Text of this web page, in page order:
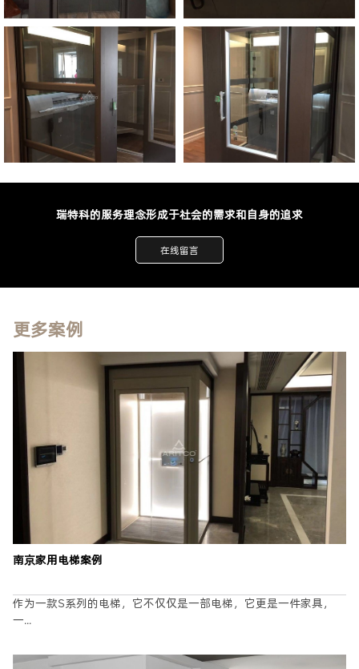
瑞特科的服务理念形成于社会的需求和自身的追求
在线留言
更多案例
南京家用电梯案例
作为一款S系列的电梯，它不仅仅是一部电梯，它更是一件家具，
一...